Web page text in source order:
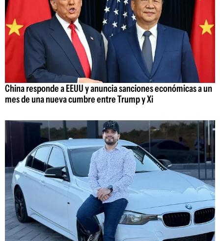
China responde a EEUU y anuncia sanciones económicas a un
mes de una nueva cumbre entre Trump y Xi